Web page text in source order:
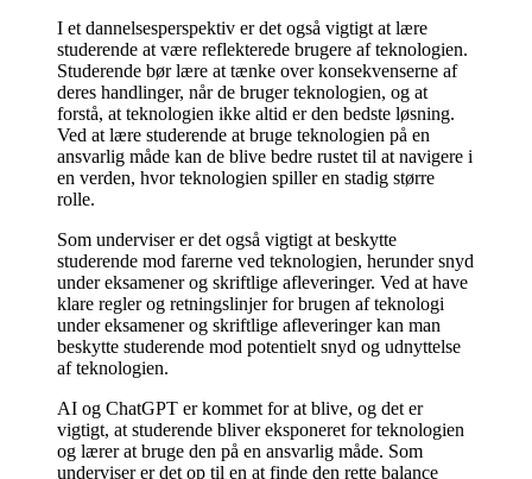
I et dannelsesperspektiv er det også vigtigt at lære
studerende at være reflekterede brugere af teknologien.
Studerende bør lære at tænke over konsekvenserne af
deres handlinger, når de bruger teknologien, og at
forstå, at teknologien ikke altid er den bedste løsning.
Ved at lære studerende at bruge teknologien på en
ansvarlig måde kan de blive bedre rustet til at navigere i
en verden, hvor teknologien spiller en stadig større
rolle.
Som underviser er det også vigtigt at beskytte
studerende mod farerne ved teknologien, herunder snyd
under eksamener og skriftlige afleveringer. Ved at have
klare regler og retningslinjer for brugen af teknologi
under eksamener og skriftlige afleveringer kan man
beskytte studerende mod potentielt snyd og udnyttelse
af teknologien.
AI og ChatGPT er kommet for at blive, og det er
vigtigt, at studerende bliver eksponeret for teknologien
og lærer at bruge den på en ansvarlig måde. Som
underviser er det op til en at finde den rette balance